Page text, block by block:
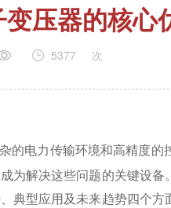
压器的核心
5377 次
的电力传输环境和高精度
解决这些问题的关键设
型应用及未来趋势四个